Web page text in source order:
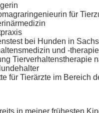
für
bei Hunden in
und -therapie
Tierverhaltenstherapie
für Tierärzte im Bereich
in meiner frühesten